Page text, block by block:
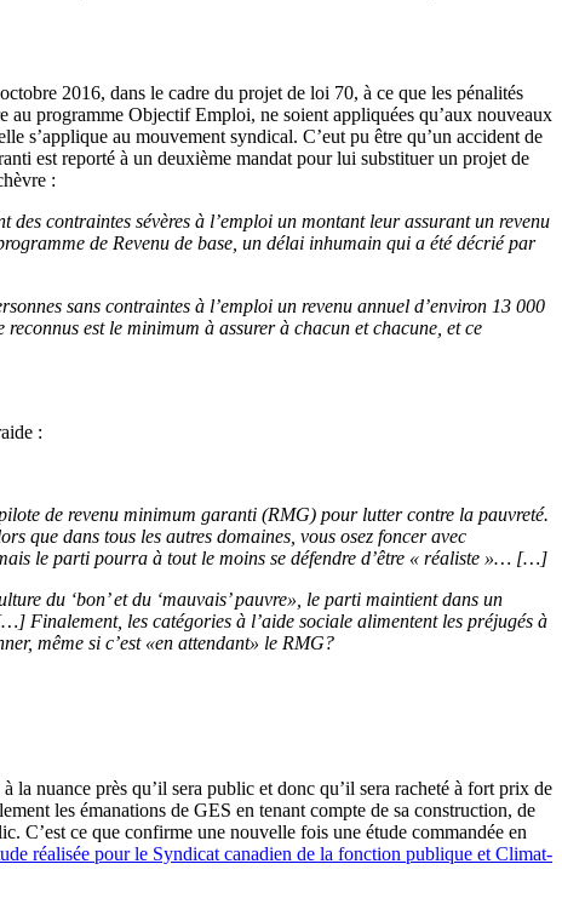
2016, dans le cadre du projet de loi 70, à ce que les pénalités
au programme Objectif Emploi, ne soient appliquées qu’aux nouveaux
s’applique au mouvement syndical. C’eut pu être qu’un accident de
est reporté à un deuxième mandat pour lui substituer un projet de
:
contraintes sévères à l’emploi un montant leur assurant un revenu
de Revenu de base, un délai inhumain qui a été décrié par
sans contraintes à l’emploi un revenu annuel d’environ 13 000
est le minimum à assurer à chacun et chacune, et ce
:
de revenu minimum garanti (RMG) pour lutter contre la pauvreté.
que dans tous les autres domaines, vous osez foncer avec
le parti pourra à tout le moins se défendre d’être « réaliste »… […]
du ‘bon’ et du ‘mauvais’ pauvre», le parti maintient dans un
Finalement, les catégories à l’aide sociale alimentent les préjugés à
même si c’est «en attendant» le RMG?
nuance près qu’il sera public et donc qu’il sera racheté à fort prix de
les émanations de GES en tenant compte de sa construction, de
C’est ce que confirme une nouvelle fois une étude commandée en
réalisée pour le Syndicat canadien de la fonction publique et Climat-